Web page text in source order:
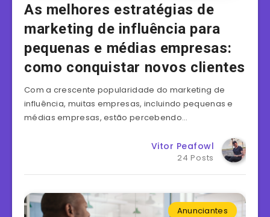
As melhores estratégias de
marketing de influência para
pequenas e médias empresas:
como conquistar novos clientes
Com a crescente popularidade do marketing de
influência, muitas empresas, incluindo pequenas e
médias empresas, estão percebendo…
Vitor Peafowl
24 Posts
Anunciantes